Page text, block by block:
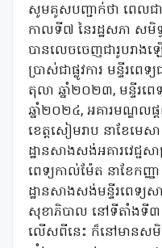
សូមគូសបញ្ជាក់ថា ពេលជា
កាលទី៧ នៃរដ្ឋសភា សមិ
បានលេចចេញជារូបរាងឡ
ប្រាស់ជាផ្លូវការ មន្ទីរព
តុលា ឆ្នាំ២០២៣, មន្ទីរព
ឆ្នាំ២០២៤, អគារមណ្ឌលផ្ត
ខេត្តសៀមរាប នាខែមេស
ដ្ឋានសាងសង់អគារវេជ្ជ
ពេទ្យកាល់ម៉ែត នាខែកញ្ញ
ដ្ឋានសាងសង់មន្ទីរពេទ្យ
សុខាភិបាល នៅទីតាំងទី៣
លើសពីនេះ ក៏នៅមានសមិ